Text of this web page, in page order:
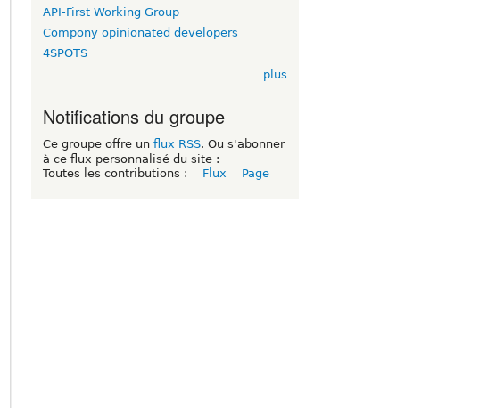
API-First Working Group
Compony opinionated developers
4SPOTS
plus
Notifications du groupe
Ce groupe offre un flux RSS. Ou s'abonner
à ce flux personnalisé du site :
Toutes les contributions :
Flux Page